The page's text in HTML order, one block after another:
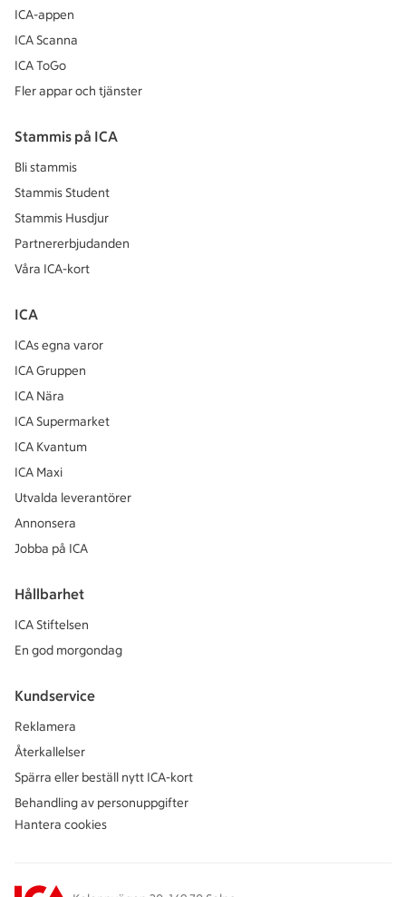
ICA-appen
ICA Scanna
ICA ToGo
Fler appar och tjänster
Stammis på ICA
Bli stammis
Stammis Student
Stammis Husdjur
Partnererbjudanden
Våra ICA-kort
ICA
ICAs egna varor
ICA Gruppen
ICA Nära
ICA Supermarket
ICA Kvantum
ICA Maxi
Utvalda leverantörer
Annonsera
Jobba på ICA
Hållbarhet
ICA Stiftelsen
En god morgondag
Kundservice
Reklamera
Återkallelser
Spärra eller beställ nytt ICA-kort
Behandling av personuppgifter
Hantera cookies